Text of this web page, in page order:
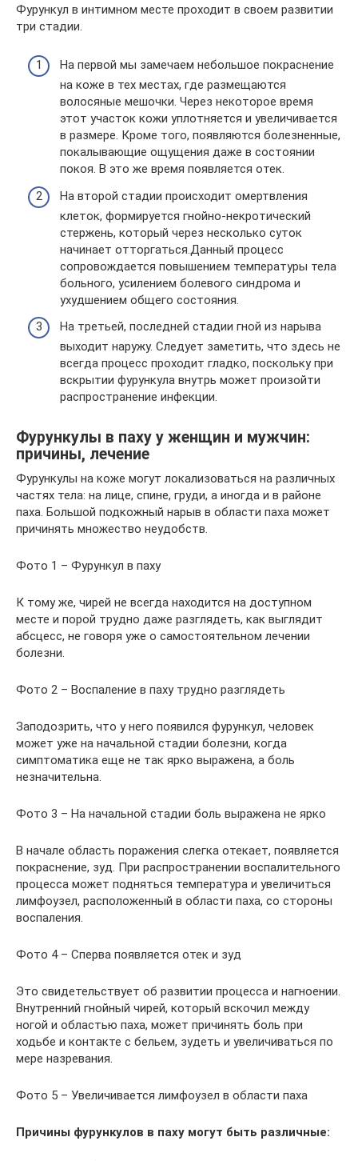
Фурункул в интимном месте проходит в своем развитии
три стадии.
На первой мы замечаем небольшое покраснение
на коже в тех местах, где размещаются
волосяные мешочки. Через некоторое время
этот участок кожи уплотняется и увеличивается
в размере. Кроме того, появляются болезненные,
покалывающие ощущения даже в состоянии
покоя. В это же время появляется отек.
На второй стадии происходит омертвления
клеток, формируется гнойно-некротический
стержень, который через несколько суток
начинает отторгаться.Данный процесс
сопровождается повышением температуры тела
больного, усилением болевого синдрома и
ухудшением общего состояния.
На третьей, последней стадии гной из нарыва
выходит наружу. Следует заметить, что здесь не
всегда процесс проходит гладко, поскольку при
вскрытии фурункула внутрь может произойти
распространение инфекции.
Фурункулы в паху у женщин и мужчин:
причины, лечение
Фурункулы на коже могут локализоваться на различных
частях тела: на лице, спине, груди, а иногда и в районе
паха. Большой подкожный нарыв в области паха может
причинять множество неудобств.
Фото 1 – Фурункул в паху
К тому же, чирей не всегда находится на доступном
месте и порой трудно даже разглядеть, как выглядит
абсцесс, не говоря уже о самостоятельном лечении
болезни.
Фото 2 – Воспаление в паху трудно разглядеть
Заподозрить, что у него появился фурункул, человек
может уже на начальной стадии болезни, когда
симптоматика еще не так ярко выражена, а боль
незначительна.
Фото 3 – На начальной стадии боль выражена не ярко
В начале область поражения слегка отекает, появляется
покраснение, зуд. При распространении воспалительного
процесса может подняться температура и увеличиться
лимфоузел, расположенный в области паха, со стороны
воспаления.
Фото 4 – Сперва появляется отек и зуд
Это свидетельствует об развитии процесса и нагноении.
Внутренний гнойный чирей, который вскочил между
ногой и областью паха, может причинять боль при
ходьбе и контакте с бельем, зудеть и увеличиваться по
мере назревания.
Фото 5 – Увеличивается лимфоузел в области паха
Причины фурункулов в паху могут быть различные: